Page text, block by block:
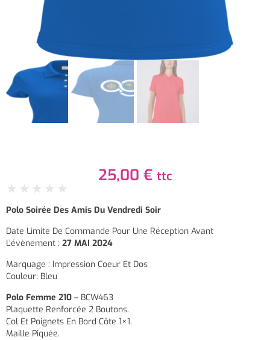
25,00 € ttc
★ ★ ★ ★ ★
Polo Soirée Des Amis Du Vendredi Soir
Date Limite De Commande Pour Une Réception Avant
L’évènement : 27 MAI 2024
Marquage : Impression Coeur Et Dos
Couleur: Bleu
Polo Femme 210 – BCW463
Plaquette Renforcée 2 Boutons.
Col Et Poignets En Bord Côte 1×1.
Maille Piquée.